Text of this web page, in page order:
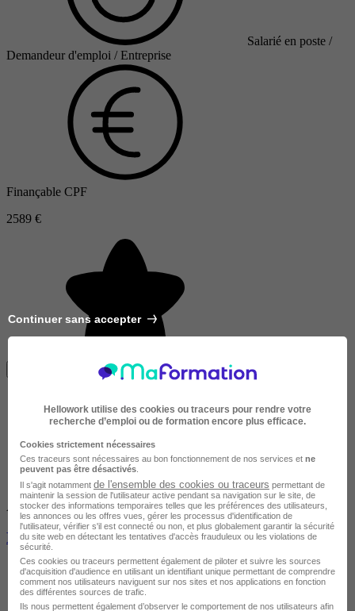
Salarié en poste /
Demandeur d'emploi / Entreprise
Finançable CPF
2589 €
Je m'informe gratuitement
Avis du centre
Home Staging - Valorisation immobilière
Continuer sans accepter
Hellowork utilise des cookies ou traceurs pour rendre votre
recherche d’emploi ou de formation encore plus efficace.
Cookies strictement nécessaires
Ces traceurs sont nécessaires au bon fonctionnement de nos services et ne
peuvent pas être désactivés
Il s'agit notamment de l'ensemble des cookies ou traceurs permettant de
maintenir la session de l'utilisateur active pendant sa navigation sur le site, de
stocker des informations temporaires telles que les préférences des utilisateurs,
les annonces ou les offres vues, gérer les processus d'identification de
l'utilisateur, vérifier s'il est connecté ou non, et plus globalement garantir la sécurité
du site web en détectant les tentatives d'accès frauduleux ou les violations de
sécurité.
Ces cookies ou traceurs permettent également de piloter et suivre les sources
d'acquisition d'audience en utilisant un identifiant unique permettant de comprendre
comment nos utilisateurs naviguent sur nos sites et nos applications en fonction
des différentes sources de trafic.
Ils nous permettent également d’observer le comportement de nos utilisateurs afin